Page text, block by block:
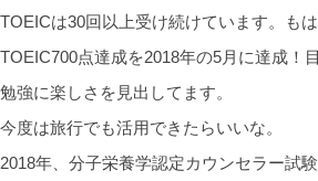
TOEICは30回以上受け続けています。も
TOEIC700点達成を2018年の5月に達成！
勉強に楽しさを見出してます。
今度は旅行でも活用できたらいいな。
2018年、分子栄養学認定カウンセラー試